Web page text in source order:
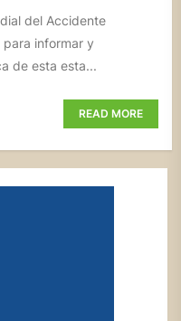
del Accidente
para informar y
de esta esta...
READ MORE